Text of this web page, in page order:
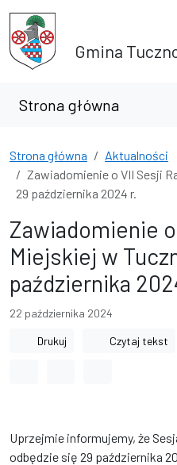
Przejdź do treści
Przejdź do wyszukiwarki
Gmina
Strona główna
Strona główna
Aktualności
Zawiadomienie o VII Sesji
29 października 2024 r.
Zawiadomienie
Miejskiej w
października
22 października 2024
Drukuj Czytaj tekst
Uprzejmie informujemy, że
odbędzie się 29 października